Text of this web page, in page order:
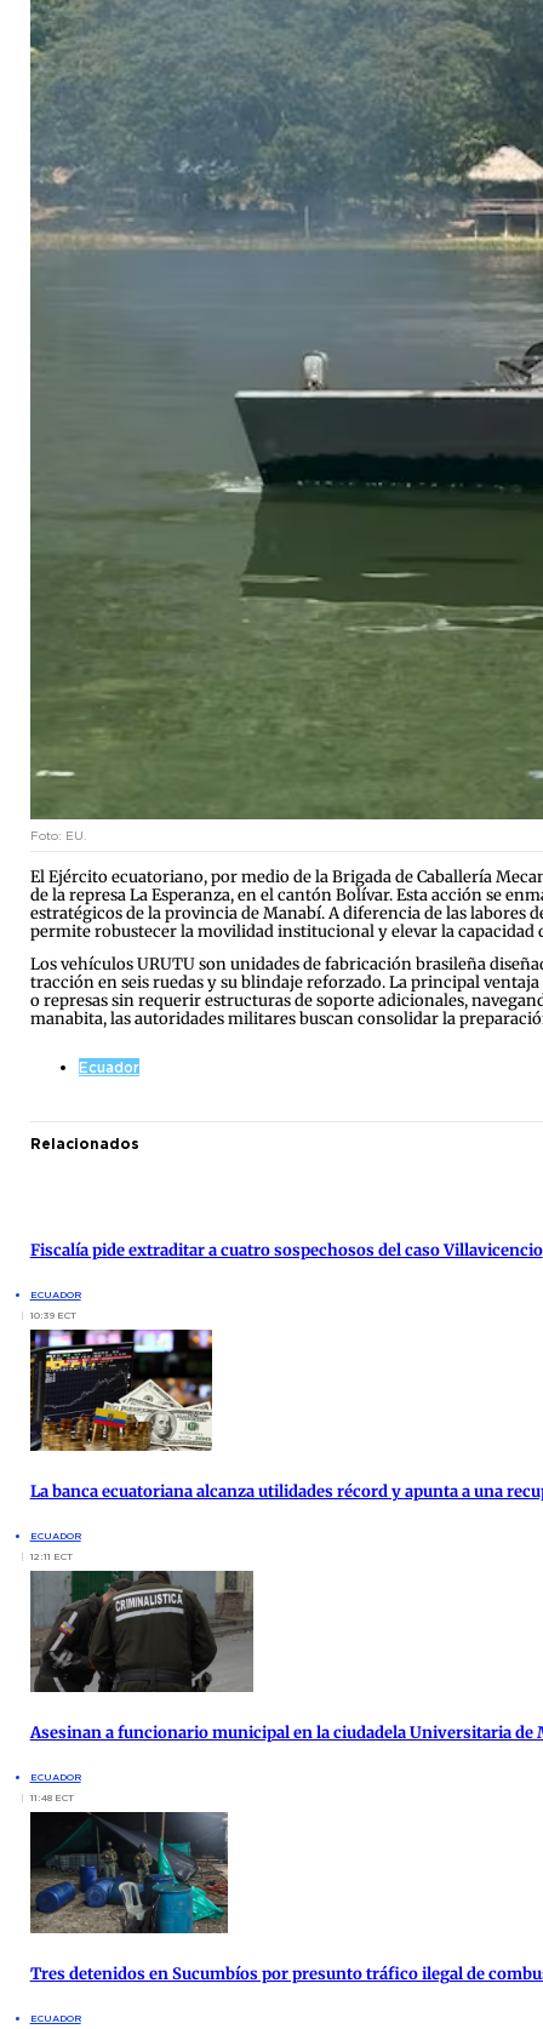
Foto: EU.
El Ejército ecuatoriano, por medio de la Brigada de Caballería
de la represa La Esperanza, en el cantón Bolívar. Esta acción se
estratégicos de la provincia de Manabí. A diferencia de las labores
permite robustecer la movilidad institucional y elevar la capacidad
Los vehículos URUTU son unidades de fabricación brasileña
tracción en seis ruedas y su blindaje reforzado. La principal
o represas sin requerir estructuras de soporte adicionales,
manabita, las autoridades militares buscan consolidar la
Ecuador
Relacionados
Fiscalía pide extraditar a cuatro sospechosos del caso Villavicencio
ECUADOR
10:39 ECT
La banca ecuatoriana alcanza utilidades récord y apunta a una
ECUADOR
12:11 ECT
Asesinan a funcionario municipal en la ciudadela Universitaria de
ECUADOR
11:48 ECT
Tres detenidos en Sucumbíos por presunto tráfico ilegal de
ECUADOR